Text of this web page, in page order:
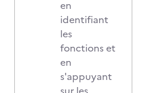
en
identifiant
les
fonctions et
en
s'appuyant